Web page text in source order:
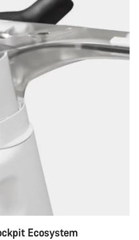
Ecosystem